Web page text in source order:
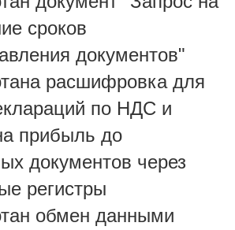
сроков
документов"
расшифровка для
по НДС и
прибыль до
документов через
регистры
обмен данными